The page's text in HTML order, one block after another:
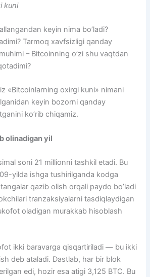
kuni
keyin nima bo’ladi?
Tarmoq xavfsizligi qanday
– Bitcoinning o’zi shu vaqtdan
«Bitcoinlarning oxirgi kuni» nimani
keyin bozorni qanday
ko’rib chiqamiz.
olinadigan yil
soni 21 millionni tashkil etadi. Bu
yilda ishga tushirilganda kodga
qazib olish orqali paydo bo’ladi
tranzaksiyalarni tasdiqlaydigan
oladigan murakkab hisoblash
ikki baravarga qisqartiriladi — bu ikki
deb ataladi. Dastlab, har bir blok
edi, hozir esa atigi 3,125 BTC. Bu